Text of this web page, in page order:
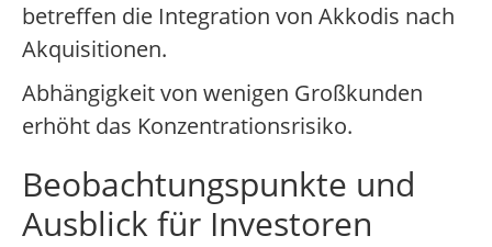
betreffen die Integration von Akkodis nach
Akquisitionen.
Abhängigkeit von wenigen Großkunden
erhöht das Konzentrationsrisiko.
Beobachtungspunkte und
Ausblick für Investoren